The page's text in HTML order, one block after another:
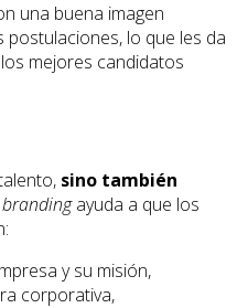
una buena imagen
lo que les da
mejores candidatos
sino también
ayuda a que los
y su misión,
corporativa,